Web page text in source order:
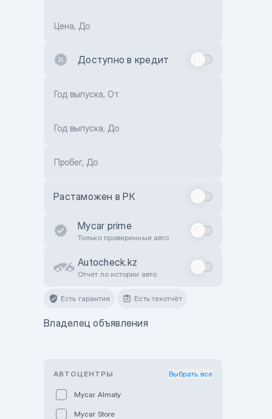
Цена, До
Доступно в кредит
Год выпуска, От
Год выпуска, До
Пробег, До
Растаможен в РК
Mycar prime
Только проверенные авто
Autocheck.kz
Отчет по истории авто
Есть гарантия Есть техотчёт
Владелец объявления
АВТОЦЕНТРЫ Выбрать все
Mycar Almaty
Mycar Store